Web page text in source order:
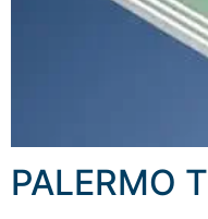
PALERMO T